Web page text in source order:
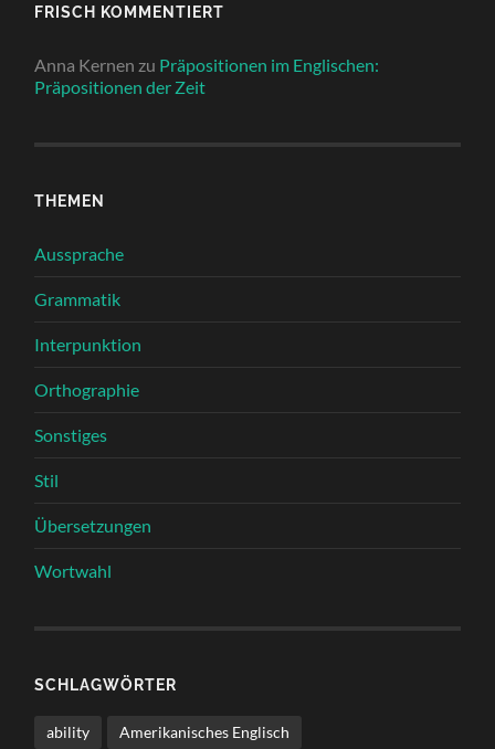
FRISCH KOMMENTIERT
Anna Kernen zu Präpositionen im Englischen:
Präpositionen der Zeit
THEMEN
Aussprache
Grammatik
Interpunktion
Orthographie
Sonstiges
Stil
Übersetzungen
Wortwahl
SCHLAGWÖRTER
ability Amerikanisches Englisch